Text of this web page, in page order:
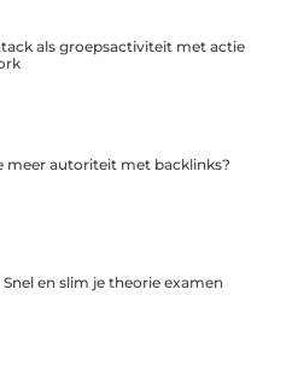
als groepsactiviteit met actie
meer autoriteit met backlinks?
Snel en slim je theorie examen